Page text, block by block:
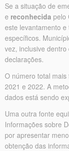
Se a situação de
e reconhecida pelo
este levantamento
específicos.
vez, inclusive
declarações.
O número total
2021 e 2022. A
dados está sendo
Uma outra fonte
Informações sobre
por apresentar
obtenção das